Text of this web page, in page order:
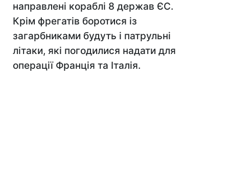
направлені кораблі 8 держав ЄС.
Крім фрегатів боротися із
загарбниками будуть і патрульні
літаки, які погодилися надати для
операції Франція та Італія.